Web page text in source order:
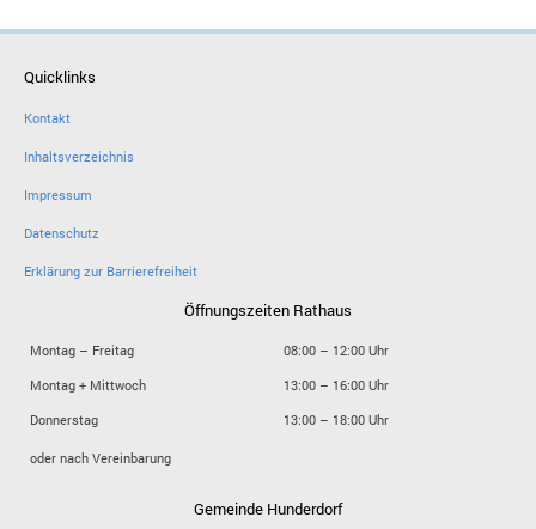
Quicklinks
Kontakt
Inhaltsverzeichnis
Impressum
Datenschutz
Erklärung zur Barrierefreiheit
Öffnungszeiten Rathaus
Montag – Freitag
08:00 – 12:00 Uhr
Montag + Mittwoch
13:00 – 16:00 Uhr
Donnerstag
13:00 – 18:00 Uhr
oder nach Vereinbarung
Gemeinde Hunderdorf